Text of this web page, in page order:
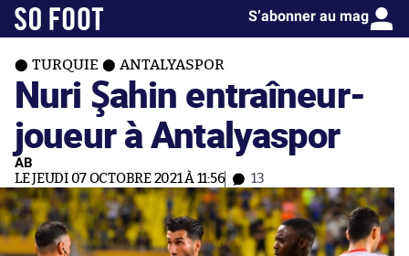
S’abonner au mag
TURQUIE ANTALYASPOR
Nuri Şahin entraîneur-
joueur à Antalyaspor
AB
LE JEUDI 07 OCTOBRE 2021 À 11:56 13